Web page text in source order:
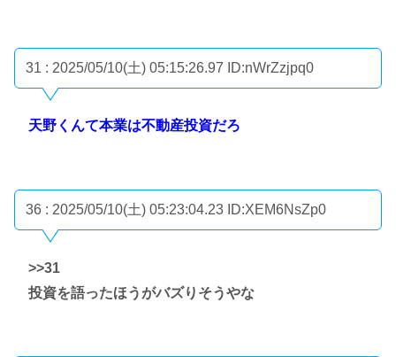
31 : 2025/05/10(土) 05:15:26.97 ID:nWrZzjpq0
天野くんて本業は不動産投資だろ
36 : 2025/05/10(土) 05:23:04.23 ID:XEM6NsZp0
>>31
投資を語ったほうがバズりそうやな